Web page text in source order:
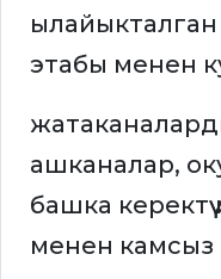
этабы менен
ашканалар,
башка
менен камсыз